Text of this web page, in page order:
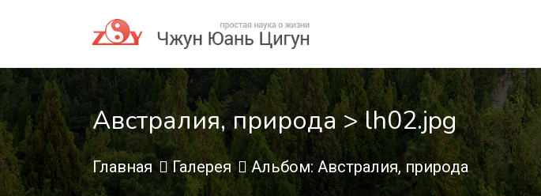
Австралия, природа > lh02.jpg
Главная Галерея Альбом: Австралия, природа